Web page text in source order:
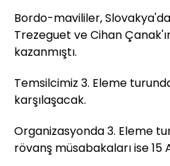
Bordo-mavililer,
Trezeguet ve Cihan
kazanmıştı.
Temsilcimiz 3. Eleme
karşılaşacak.
Organizasyonda 3. Eleme
rövanş müsabakaları ise